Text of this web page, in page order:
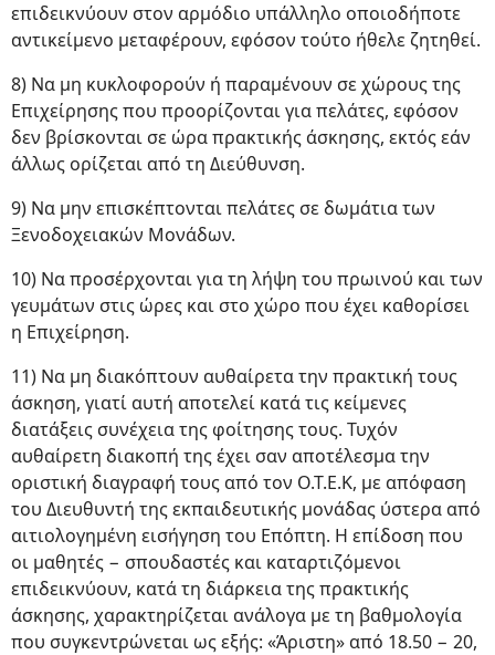
επιδεικνύουν στον αρμόδιο υπάλληλο οποιοδήποτε
αντικείμενο μεταφέρουν, εφόσον τούτο ήθελε ζητηθεί.
8) Να μη κυκλοφορούν ή παραμένουν σε χώρους της
Επιχείρησης που προορίζονται για πελάτες, εφόσον
δεν βρίσκονται σε ώρα πρακτικής άσκησης, εκτός εάν
άλλως ορίζεται από τη Διεύθυνση.
9) Να μην επισκέπτονται πελάτες σε δωμάτια των
Ξενοδοχειακών Μονάδων.
10) Να προσέρχονται για τη λήψη του πρωινού και των
γευμάτων στις ώρες και στο χώρο που έχει καθορίσει
η Επιχείρηση.
11) Να μη διακόπτουν αυθαίρετα την πρακτική τους
άσκηση, γιατί αυτή αποτελεί κατά τις κείμενες
διατάξεις συνέχεια της φοίτησης τους. Τυχόν
αυθαίρετη διακοπή της έχει σαν αποτέλεσμα την
οριστική διαγραφή τους από τον Ο.Τ.Ε.Κ, με απόφαση
του Διευθυντή της εκπαιδευτικής μονάδας ύστερα από
αιτιολογημένη εισήγηση του Επόπτη. Η επίδοση που
οι μαθητές − σπουδαστές και καταρτιζόμενοι
επιδεικνύουν, κατά τη διάρκεια της πρακτικής
άσκησης, χαρακτηρίζεται ανάλογα με τη βαθμολογία
που συγκεντρώνεται ως εξής: «Άριστη» από 18.50 − 20,